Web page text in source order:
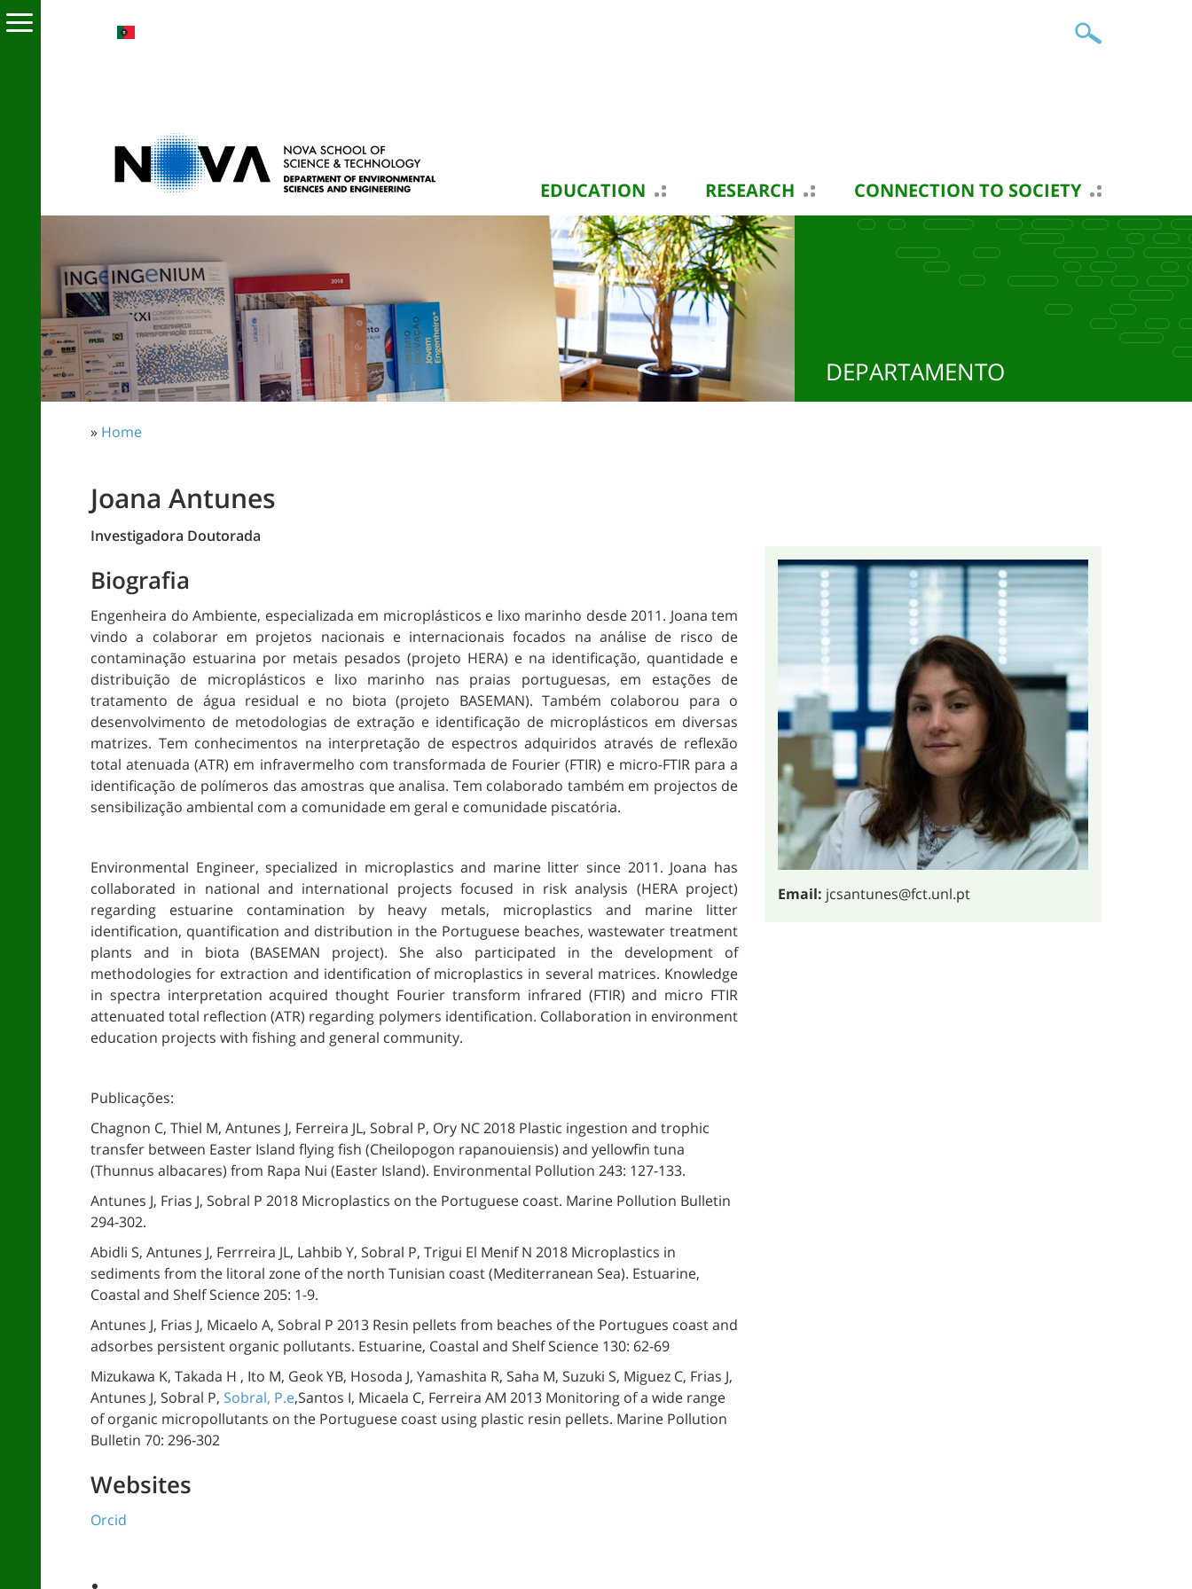
EDUCATION RESEARCH CONNECTION TO SOCIETY
DEPARTAMENTO
» Home
Joana Antunes
Investigadora Doutorada
Email: jcsantunes@fct.unl.pt
Biografia
Engenheira do Ambiente, especializada em microplásticos e lixo marinho desde 2011. Joana tem
vindo a colaborar em projetos nacionais e internacionais focados na análise de risco de
contaminação estuarina por metais pesados (projeto HERA) e na identificação, quantidade e
distribuição de microplásticos e lixo marinho nas praias portuguesas, em estações de
tratamento de água residual e no biota (projeto BASEMAN). Também colaborou para o
desenvolvimento de metodologias de extração e identificação de microplásticos em diversas
matrizes. Tem conhecimentos na interpretação de espectros adquiridos através de reflexão
total atenuada (ATR) em infravermelho com transformada de Fourier (FTIR) e micro-FTIR para a
identificação de polímeros das amostras que analisa. Tem colaborado também em projectos de
sensibilização ambiental com a comunidade em geral e comunidade piscatória.
Environmental Engineer, specialized in microplastics and marine litter since 2011. Joana has
collaborated in national and international projects focused in risk analysis (HERA project)
regarding estuarine contamination by heavy metals, microplastics and marine litter
identification, quantification and distribution in the Portuguese beaches, wastewater treatment
plants and in biota (BASEMAN project). She also participated in the development of
methodologies for extraction and identification of microplastics in several matrices. Knowledge
in spectra interpretation acquired thought Fourier transform infrared (FTIR) and micro FTIR
attenuated total reflection (ATR) regarding polymers identification. Collaboration in environment
education projects with fishing and general community.
Publicações:
Chagnon C, Thiel M, Antunes J, Ferreira JL, Sobral P, Ory NC 2018 Plastic ingestion and trophic
transfer between Easter Island flying fish (Cheilopogon rapanouiensis) and yellowfin tuna
(Thunnus albacares) from Rapa Nui (Easter Island). Environmental Pollution 243: 127-133.
Antunes J, Frias J, Sobral P 2018 Microplastics on the Portuguese coast. Marine Pollution Bulletin
294-302.
Abidli S, Antunes J, Ferrreira JL, Lahbib Y, Sobral P, Trigui El Menif N 2018 Microplastics in
sediments from the litoral zone of the north Tunisian coast (Mediterranean Sea). Estuarine,
Coastal and Shelf Science 205: 1-9.
Antunes J, Frias J, Micaelo A, Sobral P 2013 Resin pellets from beaches of the Portugues coast and
adsorbes persistent organic pollutants. Estuarine, Coastal and Shelf Science 130: 62-69
Mizukawa K, Takada H , Ito M, Geok YB, Hosoda J, Yamashita R, Saha M, Suzuki S, Miguez C, Frias J,
Antunes J, Sobral P, Sobral, P.e,Santos I, Micaela C, Ferreira AM 2013 Monitoring of a wide range
of organic micropollutants on the Portuguese coast using plastic resin pellets. Marine Pollution
Bulletin 70: 296-302
Websites
Orcid